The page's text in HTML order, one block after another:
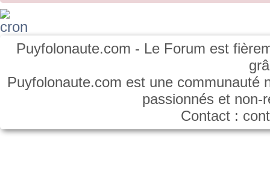
Puyfolonaute.com - Le Forum est
Puyfolonaute.com est une communauté
passionnés et
Contact :